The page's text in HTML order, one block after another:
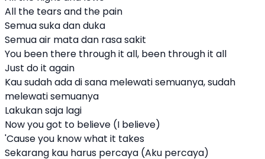
All the tears and the pain
Semua suka dan duka
Semua air mata dan rasa sakit
You been there through it all, been through it all
Just do it again
Kau sudah ada di sana melewati semuanya, sudah
melewati semuanya
Lakukan saja lagi
Now you got to believe (I believe)
'Cause you know what it takes
Sekarang kau harus percaya (Aku percaya)